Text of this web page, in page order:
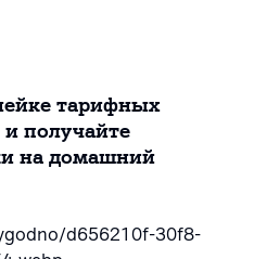
тарифных
и получайте
на домашний